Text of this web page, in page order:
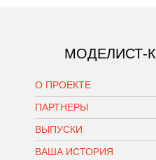
МОДЕЛИСТ-
О ПРОЕКТЕ
ПАРТНЕРЫ
ВЫПУСКИ
ВАША ИСТОРИЯ